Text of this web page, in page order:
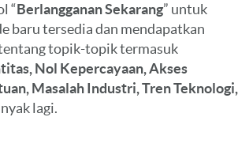
“Berlangganan Sekarang” untuk
baru tersedia dan mendapatkan
topik-topik termasuk
Nol Kepercayaan, Akses
Masalah Industri, Tren Teknologi,
lagi.